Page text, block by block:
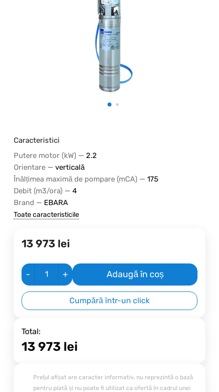
Caracteristici
Putere motor (kW) — 2.2
Orientare — verticală
Înălțimea maximă de pompare (mCA) — 175
Debit (m3/ora) — 4
Brand — EBARA
Toate caracteristicile
13 973 lei
- + Adaugă în coș
Cumpără într-un click
Total:
13 973 lei
Prețul afișat are caracter informativ, nu reprezintă o bază
pentru plată și nu poate fi utilizat ca ofertă în cadrul unei